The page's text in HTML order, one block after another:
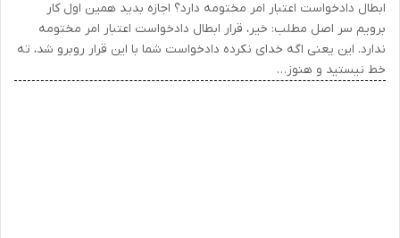
ابطال دادخواست اعتبار امر مختومه دارد؟ اجازه بدید همین اول کار
برویم سر اصل مطلب: خیر، قرار ابطال دادخواست اعتبار امر مختومه
ندارد. این یعنی اگه خدای نکرده دادخواست شما با این قرار روبرو شد، ته
خط نیستید و هنوز…